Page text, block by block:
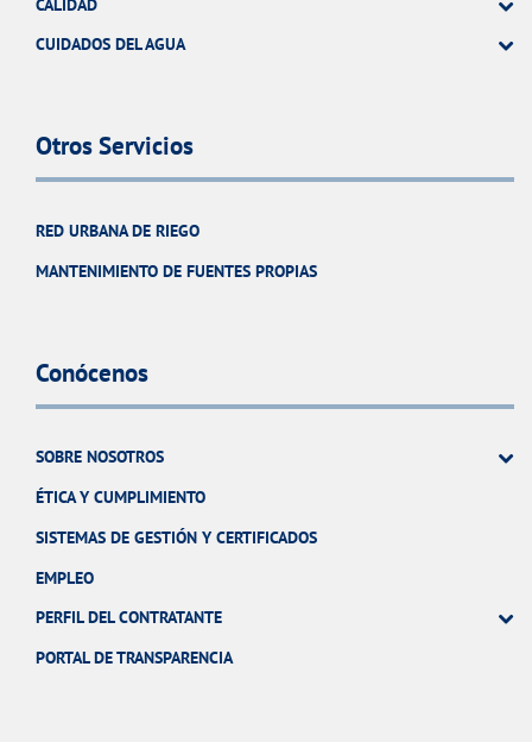
CUIDADOS DEL AGUA
Otros Servicios
RED URBANA DE RIEGO
MANTENIMIENTO DE FUENTES PROPIAS
Conócenos
SOBRE NOSOTROS
ÉTICA Y CUMPLIMIENTO
SISTEMAS DE GESTIÓN Y CERTIFICADOS
EMPLEO
PERFIL DEL CONTRATANTE
PORTAL DE TRANSPARENCIA